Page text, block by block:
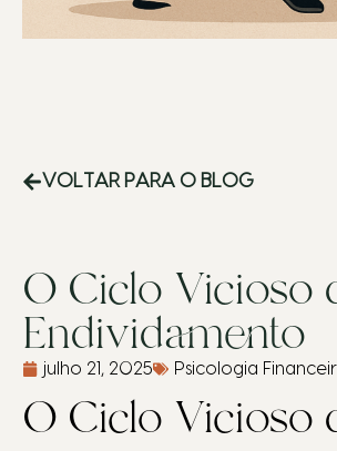
VOLTAR PARA O BLOG
O Ciclo Vicioso
Endividamento
julho 21, 2025 Psicologia
O Ciclo Vicioso